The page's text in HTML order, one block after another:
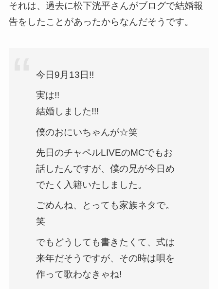
それは、過去に松下洸平さんがブログで結婚報
告をしたことがあったからなんだそうです。
今日9月13日!!
実は!!
結婚しました!!!
僕のおにいちゃんが☆笑
先日のチャペルLIVEのMCでもお
話したんですが、僕の兄が今日め
でたく入籍いたしました。
ごめんね、とっても家族ネタで。
笑
でもどうしても書きたくて、式は
来年だそうですが、その時は唄を
作って歌わなきゃね!